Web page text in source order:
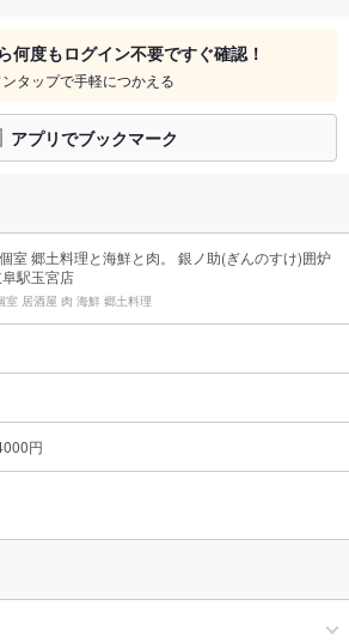
何度もログイン不要ですぐ確認！
ンタップで手軽につかえる
アプリでブックマーク
室 郷土料理と海鮮と肉。 銀ノ助(ぎんのすけ)囲炉
駅玉宮店
室 居酒屋 肉 海鮮 郷土料理
円